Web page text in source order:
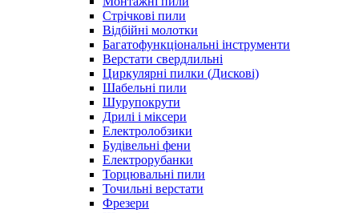
Стрічкові пили
Відбійні молотки
Багатофункціональні інструменти
Верстати свердлильні
Циркулярні пилки (Дискові)
Шабельні пили
Шурупокрути
Дрилі і міксери
Електролобзики
Будівельні фени
Електрорубанки
Торцювальні пили
Точильні верстати
Фрезери